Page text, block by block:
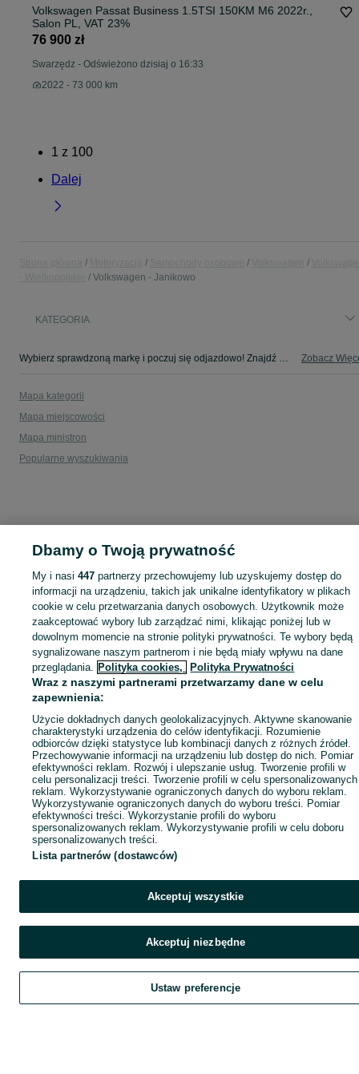
Volkswagen Passat Business 1.5TSI 150KM M6 2022r.,
Salon PL, VAT 23%
76 900 zł
Swarzędz - Odświeżono dzisiaj o 16:33
2022 - 73 000 km
1 z 100
Dalej
Volkswagen - Janikowo
KATEGORIA
Wybierz sprawdzoną markę i poczuj się odjazdowo! Znajdź wymarzony samochód w kategorii Volkswagen na OLX - Janikowo i okolice! Zobacz
Mapa kategorii
Mapa miejscowości
Mapa ministron
Popularne wyszukiwania
Szukaj Obserwujesz Dodaj Czat
Dbamy o Twoją prywatność
My i nasi447 partnerzy przechowujemy lub uzyskujemy dostęp do
informacji na urządzeniu, takich jak unikalne identyfikatory w plikach
cookie w celu przetwarzania danych osobowych. Użytkownik może
zaakceptować wybory lub zarządzać nimi, klikając poniżej lub w
dowolnym momencie na stronie polityki prywatności. Te wybory będą
sygnalizowane naszym partnerom i nie będą miały wpływu na dane
przeglądania. Polityka cookies, Polityka Prywatności
Wraz z naszymi partnerami przetwarzamy dane w celu
zapewnienia:
Użycie dokładnych danych geolokalizacyjnych. Aktywne skanowanie
charakterystyki urządzenia do celów identyfikacji. Rozumienie
odbiorców dzięki statystyce lub kombinacji danych z różnych źródeł.
Przechowywanie informacji na urządzeniu lub dostęp do nich. Pomiar
efektywności reklam. Rozwój i ulepszanie usług. Tworzenie profili w
celu personalizacji treści. Tworzenie profili w celu spersonalizowanych
reklam. Wykorzystywanie ograniczonych danych do wyboru reklam.
Wykorzystywanie ograniczonych danych do wyboru treści. Pomiar
efektywności treści. Wykorzystanie profili do wyboru
spersonalizowanych reklam. Wykorzystywanie profili w celu doboru
spersonalizowanych treści.
Lista partnerów (dostawców)
Akceptuj wszystkie
Akceptuj niezbędne
Ustaw preferencje